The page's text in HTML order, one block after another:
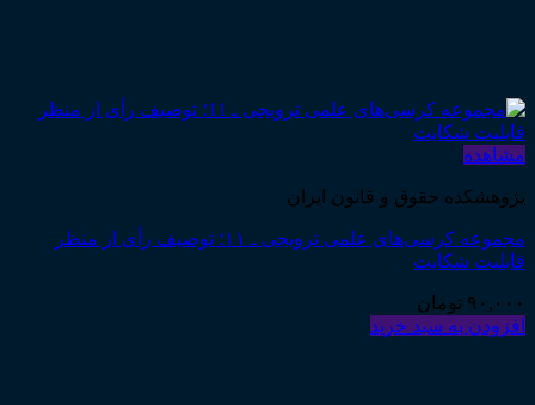
مشاهده
پژوهشکده حقوق و قانون ایران
مجموعه کرسی‌های علمی ترویجی ـ ۱۱؛ توصیف رأی از منظر
قابلیت شکایت
۹۰,۰۰۰ تومان
افزودن به سبد خرید